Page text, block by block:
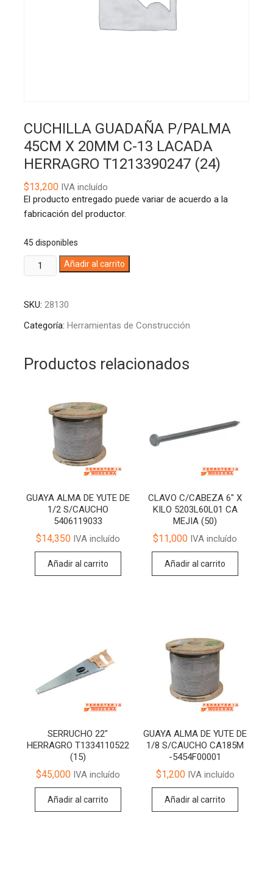
CUCHILLA GUADAÑA P/PALMA
45CM X 20MM C-13 LACADA
HERRAGRO T1213390247 (24)
$13,200IVA incluído
El producto entregado puede variar de acuerdo a la
fabricación del productor.
45 disponibles
CUCHILLA
GUADAÑA
45CM
X
13
T1213390247
cantidad
Añadir al carrito
t
SKU: 28130
Categoría: Herramientas de Construcción
Productos relacionados
GUAYA ALMA DE YUTE DE
1/2 S/CAUCHO
5406119033
$14,350IVA incluído
Añadir al carrito
CLAVO C/CABEZA 6″ X
KILO 5203L60L01 CA
MEJIA (50)
$11,000 IVA incluído
Añadir al carrito
SERRUCHO 22″
HERRAGRO T1334110522
(15)
$45,000IVA incluído
Añadir al carrito
GUAYA ALMA DE YUTE DE
1/8 S/CAUCHO CA185M
-5454F00001
$1,200IVA incluído
Añadir al carrito